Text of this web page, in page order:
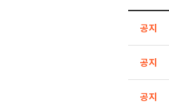
공지
공지
공지